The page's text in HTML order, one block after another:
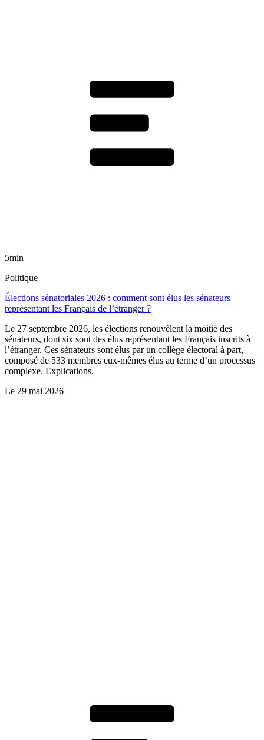
5min
Politique
Élections sénatoriales 2026 : comment sont élus les sénateurs
représentant les Français de l’étranger ?
Le 27 septembre 2026, les élections renouvèlent la moitié des
sénateurs, dont six sont des élus représentant les Français inscrits à
l’étranger. Ces sénateurs sont élus par un collège électoral à part,
composé de 533 membres eux-mêmes élus au terme d’un processus
complexe. Explications.
Le 29 mai 2026